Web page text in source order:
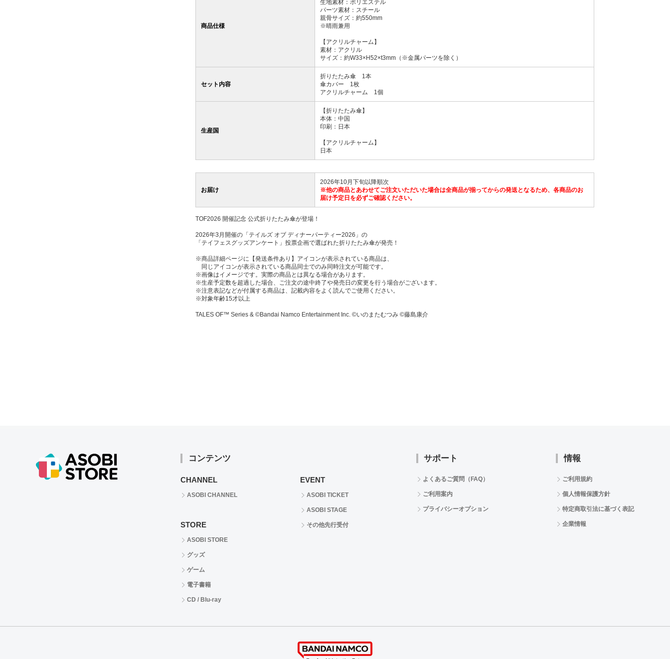
商品仕様
生地素材：ポリエステル
パーツ素材：スチール
親骨サイズ：約550mm
※晴雨兼用
【アクリルチャーム】
素材：アクリル
サイズ：約W33×H52×t3mm（※金属パーツを除く）
セット内容
折りたたみ傘 1本
傘カバー 1枚
アクリルチャーム 1個
生産国
【折りたたみ傘】
本体：中国
印刷：日本
【アクリルチャーム】
日本
お届け
2026年10月下旬以降順次
※他の商品とあわせてご注文いただいた場合は全商品が揃ってからの発送となるため、各商品のお
届け予定日を必ずご確認ください。
TOF2026 開催記念 公式折りたたみ傘が登場！
2026年3月開催の「テイルズ オブ ディナーパーティー2026」の
「テイフェスグッズアンケート」投票企画で選ばれた折りたたみ傘が発売！
※商品詳細ページに【発送条件あり】アイコンが表示されている商品は、
同じアイコンが表示されている商品同士でのみ同時注文が可能です。
※画像はイメージです。実際の商品とは異なる場合があります。
※生産予定数を超過した場合、ご注文の途中終了や発売日の変更を行う場合がございます。
※注意表記などが付属する商品は、記載内容をよく読んでご使用ください。
※対象年齢15才以上
TALES OF™ Series & ©Bandai Namco Entertainment Inc. ©いのまたむつみ ©藤島康介
コンテンツ
CHANNEL
ASOBI CHANNEL
STORE
ASOBI STORE
グッズ
ゲーム
電子書籍
CD / Blu-ray
EVENT
ASOBI TICKET
ASOBI STAGE
その他先行受付
サポート
よくあるご質問（FAQ）
ご利用案内
プライバシーオプション
情報
ご利用規約
個人情報保護方針
特定商取引法に基づく表記
企業情報